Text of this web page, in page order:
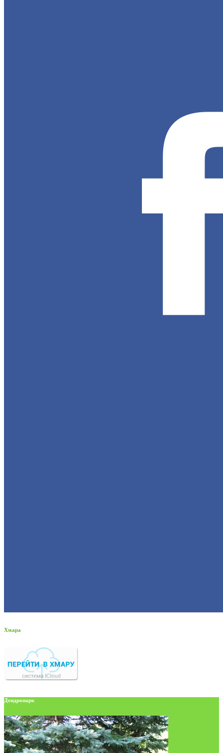
Хмара
Дендропарк